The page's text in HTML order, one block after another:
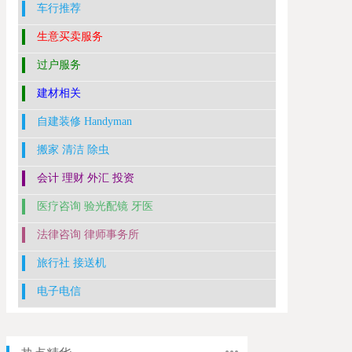
车行推荐
生意买卖服务
过户服务
建材相关
自建装修 Handyman
搬家 清洁 除虫
会计 理财 外汇 投资
医疗咨询 验光配镜 牙医
法律咨询 律师事务所
旅行社 接送机
电子电信